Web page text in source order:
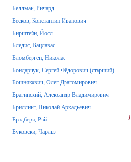
Беллман, Ричард
Бесков, Константин Иванович
Бирштейн, Йосл
Бледис, Вацлавас
Бломберген, Николас
Бондарчук, Сергей Фёдорович (старший)
Бошнякович, Олег Драгомирович
Брагинский, Александр Владимирович
Бриллинг, Николай Аркадьевич
Брэдбери, Рэй
Буковски, Чарльз